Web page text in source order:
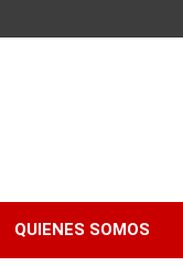
QUIENES SOMOS